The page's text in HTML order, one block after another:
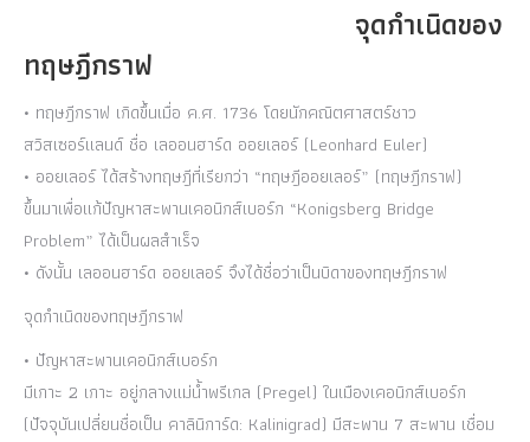
จุดกำเนิดของ
ทฤษฎีกราฟ
• ทฤษฎีกราฟ เกิดขึ้นเมื่อ ค.ศ. 1736 โดยนักคณิตศาสตร์ชาว
สวิสเซอร์แลนด์ ชื่อ เลออนฮาร์ด ออยเลอร์ (Leonhard Euler)
• ออยเลอร์ ได้สร้างทฤษฎีที่เรียกว่า “ทฤษฎีออยเลอร์” (ทฤษฎีกราฟ)
ขึ้นมาเพื่อแก้ปัญหาสะพานเคอนิกส์เบอร์ก “Konigsberg Bridge
Problem” ได้เป็นผลสำเร็จ
• ดังนั้น เลออนฮาร์ด ออยเลอร์ จึงได้ชื่อว่าเป็นบิดาของทฤษฎีกราฟ
จุดกำเนิดของทฤษฎีกราฟ
• ปัญหาสะพานเคอนิกส์เบอร์ก
มีเกาะ 2 เกาะ อยู่กลางแม่น้ำพรีเกล (Pregel) ในเมืองเคอนิกส์เบอร์ก
(ปัจจุบันเปลี่ยนชื่อเป็น คาลินิการ์ด: Kalinigrad) มีสะพาน 7 สะพาน เชื่อม